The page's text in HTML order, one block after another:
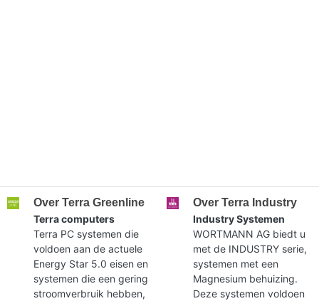
Over Terra Greenline
Terra computers
Terra PC systemen die
voldoen aan de actuele
Energy Star 5.0 eisen en
systemen die een gering
stroomverbruik hebben,
Over Terra Industry
Industry Systemen
WORTMANN AG biedt u
met de INDUSTRY serie,
systemen met een
Magnesium behuizing.
Deze systemen voldoen